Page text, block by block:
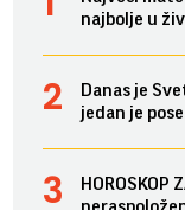
najbolje u
Danas je
jedan je
HOROSKOP